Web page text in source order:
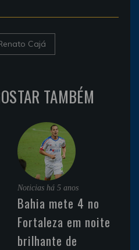
Cajá
TAMBÉM
Noticias há 5 anos
Bahia mete 4 no
Fortaleza em noite
brilhante de